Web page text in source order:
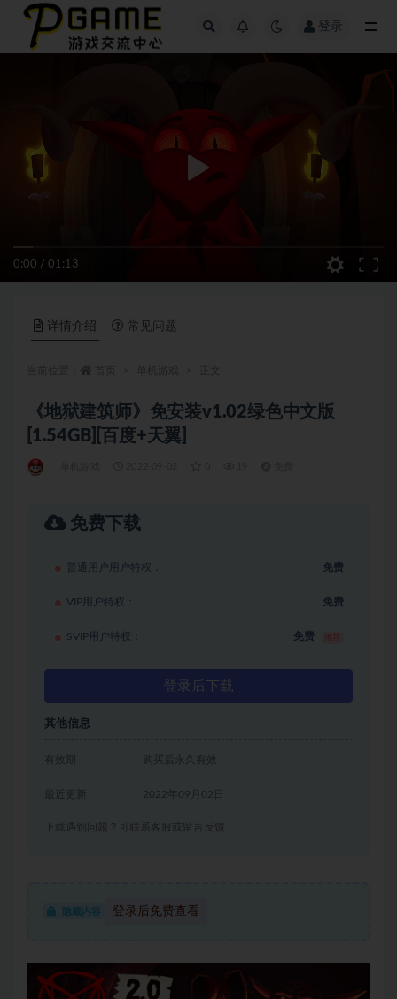
登录
0:00 / 01:13
详情介绍 常见问题
《地狱建筑师》免安装v1.02绿色中文版
[1.54GB][百度+天翼]
免费下载
普通用户用户特权： 免费
VIP用户特权： 免费
SVIP用户特权： 免费
登录后下载
其他信息
有效期 购买后永久有效
2022年09月02日
下载遇到问题？可联系客服或留言反馈
隐藏内容 登录后免费查看
全部